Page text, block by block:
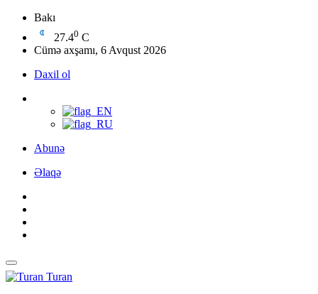
Bakı
27.40 C
Cümə axşamı, 6 Avqust 2026
Daxil ol
Abunə
Əlaqə
Turan